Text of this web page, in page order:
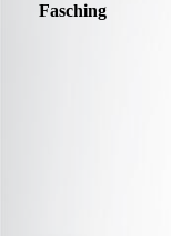
Fasching